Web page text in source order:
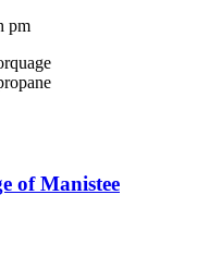
pm
of Manistee